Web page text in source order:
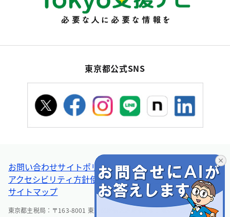
東京都公式SNS
お問い合わせサイトポリシー個人情報の取扱い
アクセシビリティ方針使い方ヘルプ
リンク集・その他
サイトマップ
東京都主税局：〒163-8001 東京都新宿区西新宿2-8-1 電話：03-5388-2925